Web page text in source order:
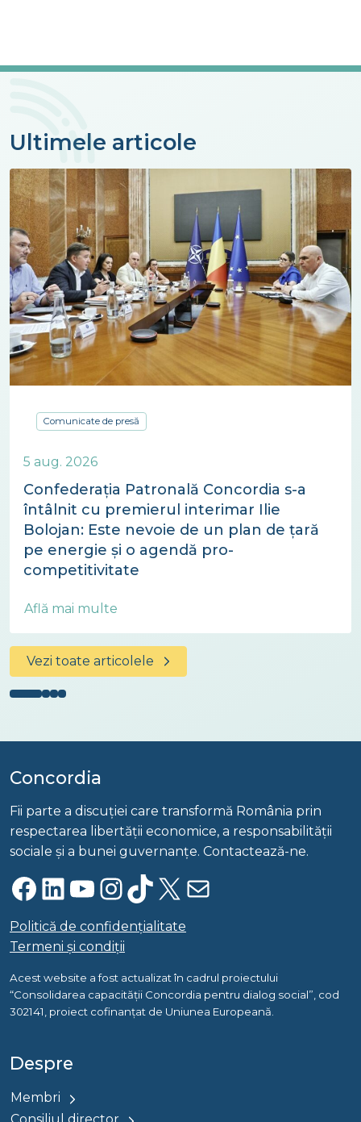
Ultimele articole
Comunicate de presă
5 aug. 2026
Confederația Patronală Concordia s-a
întâlnit cu premierul interimar Ilie
Bolojan: Este nevoie de un plan de țară
pe energie și o agendă pro-
competitivitate
Află mai multe
Vezi toate articolele
Concordia
Fii parte a discuției care transformă România prin
respectarea libertății economice, a responsabilității
sociale și a bunei guvernanțe. Contactează-ne.
Facebook LinkedIn YouTube InstagramTikTok X Mail
Politică de confidențialitate
Termeni și condiții
Acest website a fost actualizat în cadrul proiectului
“Consolidarea capacității Concordia pentru dialog social”, cod
302141, proiect cofinanțat de Uniunea Europeană.
Despre
Membri
Consiliul director